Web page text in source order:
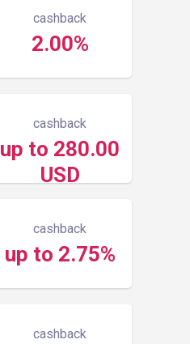
cashback
2.00%
cashback
up to 280.00
USD
cashback
up to 2.75%
cashback